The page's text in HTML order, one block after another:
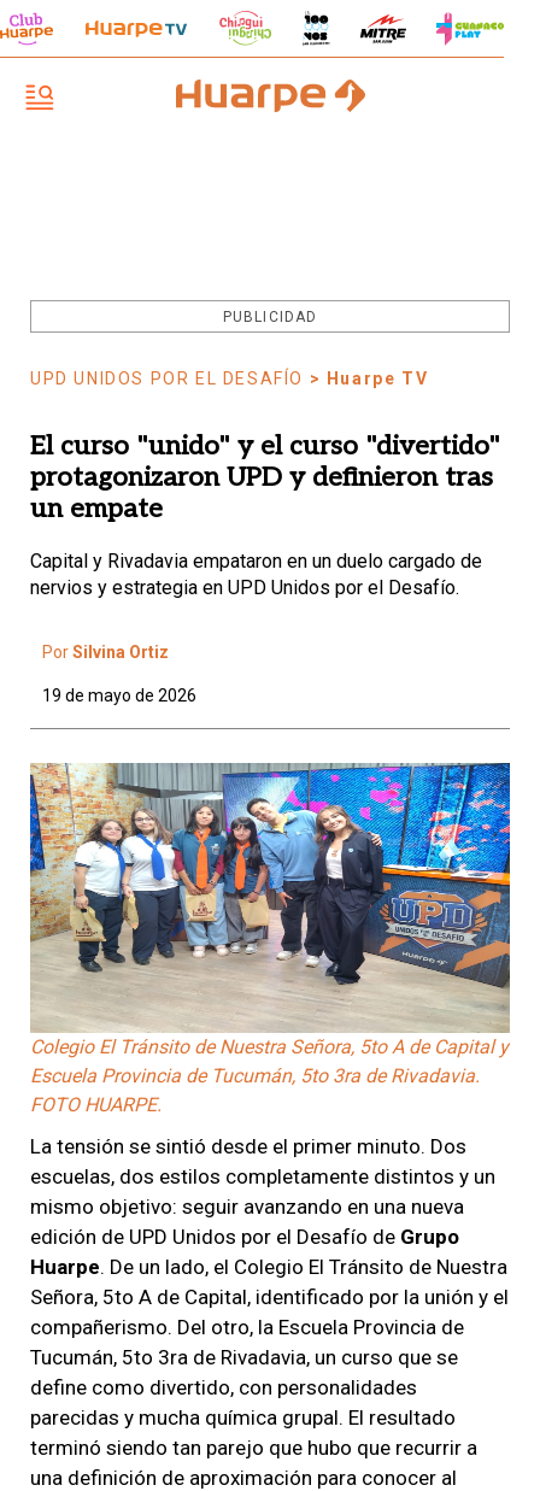
PUBLICIDAD
UPD UNIDOS POR EL DESAFÍO > Huarpe TV
El curso "unido" y el curso "divertido"
protagonizaron UPD y definieron tras
un empate
Capital y Rivadavia empataron en un duelo cargado de
nervios y estrategia en UPD Unidos por el Desafío.
PorSilvina Ortiz
19 de mayo de 2026
Colegio El Tránsito de Nuestra Señora, 5to A de Capital y
Escuela Provincia de Tucumán, 5to 3ra de Rivadavia.
FOTO HUARPE.
La tensión se sintió desde el primer minuto. Dos
escuelas, dos estilos completamente distintos y un
mismo objetivo: seguir avanzando en una nueva
edición de UPD Unidos por el Desafío de Grupo
Huarpe. De un lado, el Colegio El Tránsito de Nuestra
Señora, 5to A de Capital, identificado por la unión y el
compañerismo. Del otro, la Escuela Provincia de
Tucumán, 5to 3ra de Rivadavia, un curso que se
define como divertido, con personalidades
parecidas y mucha química grupal. El resultado
terminó siendo tan parejo que hubo que recurrir a
una definición de aproximación para conocer al